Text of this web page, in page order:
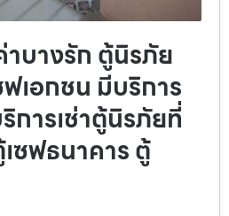
บางรัก ตู้นิรภัย
เอกชน มีบริการ
การเช่าตู้นิรภัยที่
ซฟธนาคาร ตู้